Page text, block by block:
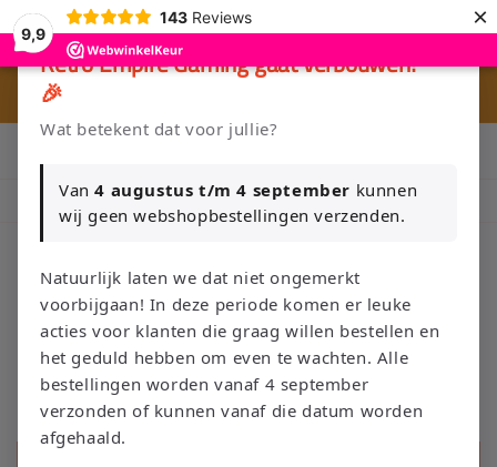
9,9
143 Reviews ×
passer
au
contenu
Klik Hier en Verkoop je Game of TCG collectie aan Retro Empire
Nieuw: zoek je Magic-deck automatisch op in onze voorraad.
Retro Empire Gaming gaat verbouwen!
🎉
Wat betekent dat voor jullie?
Van4 augustus t/m 4 september kunnen
wij geen webshopbestellingen verzenden.
Natuurlijk laten we dat niet ongemerkt
voorbijgaan! In deze periode komen er leuke
acties voor klanten die graag willen bestellen en
het geduld hebben om even te wachten. Alle
bestellingen worden vanaf 4 september
verzonden of kunnen vanaf die datum worden
afgehaald.